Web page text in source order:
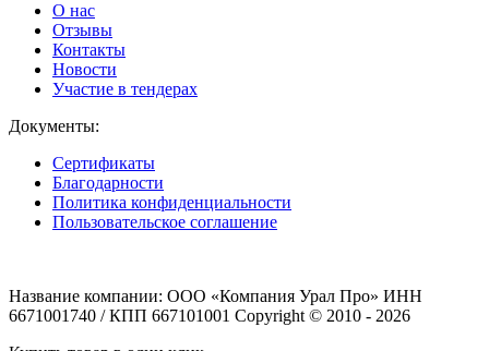
О нас
Отзывы
Контакты
Новости
Участие в тендерах
Документы:
Сертификаты
Благодарности
Политика конфиденциальности
Пользовательское соглашение
Название компании: ООО «Компания Урал Про» ИНН
6671001740 / КПП 667101001 Copyright © 2010 - 2026